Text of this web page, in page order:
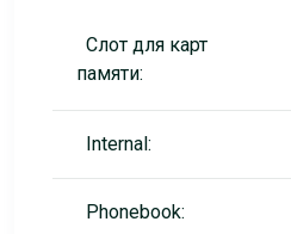
Слот для карт
памяти:
Internal:
Phonebook: